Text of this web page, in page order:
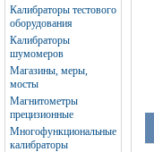
Калибраторы тестового
оборудования
Калибраторы
шумомеров
Магазины, меры,
мосты
Магнитометры
прецизионные
Многофункциональные
калибраторы